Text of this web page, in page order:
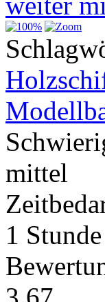
mittel
1 Stunde